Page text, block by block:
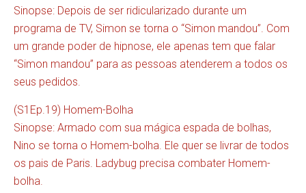
Sinopse: Depois de ser ridicularizado durante um
programa de TV, Simon se torna o “Simon mandou”. Com
um grande poder de hipnose, ele apenas tem que falar
“Simon mandou” para as pessoas atenderem a todos os
seus pedidos.
(S1Ep.19) Homem-Bolha
Sinopse: Armado com sua mágica espada de bolhas,
Nino se torna o Homem-bolha. Ele quer se livrar de todos
os pais de Paris. Ladybug precisa combater Homem-
bolha.